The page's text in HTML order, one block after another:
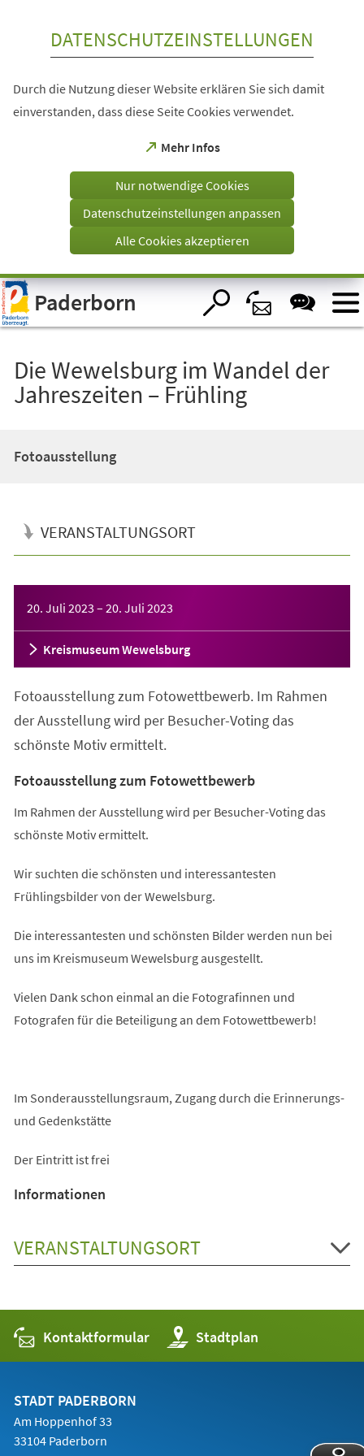
Visuelle
Assistenzsoftware
öffnen.
DATENSCHUTZEINSTELLUNGEN
Durch die Nutzung dieser Website erklären Sie sich damit
einverstanden, dass diese Seite Cookies verwendet.
Mehr Infos
(Öffnet
einem
Tab)
Nur notwendige Cookies
Datenschutzeinstellungen anpassen
Alle Cookies akzeptieren
Paderborn
Die Wewelsburg im Wandel der
Jahreszeiten – Frühling
Fotoausstellung
VERANSTALTUNGSORT
20. Juli 2023 – 20. Juli 2023
Kreismuseum Wewelsburg
Fotoausstellung zum Fotowettbewerb. Im Rahmen
der Ausstellung wird per Besucher-Voting das
schönste Motiv ermittelt.
Fotoausstellung zum Fotowettbewerb
Im Rahmen der Ausstellung wird per Besucher-Voting das
schönste Motiv ermittelt.
Wir suchten die schönsten und interessantesten
Frühlingsbilder von der Wewelsburg.
Die interessantesten und schönsten Bilder werden nun bei
uns im Kreismuseum Wewelsburg ausgestellt.
Vielen Dank schon einmal an die Fotografinnen und
Fotografen für die Beteiligung an dem Fotowettbewerb!
Im Sonderausstellungsraum, Zugang durch die Erinnerungs-
und Gedenkstätte
Der Eintritt ist frei
Informationen
VERANSTALTUNGSORT
Kontaktformular Stadtplan
(Öffnet
in
einem
STADT PADERBORN
Am Hoppenhof 33
33104 Paderborn